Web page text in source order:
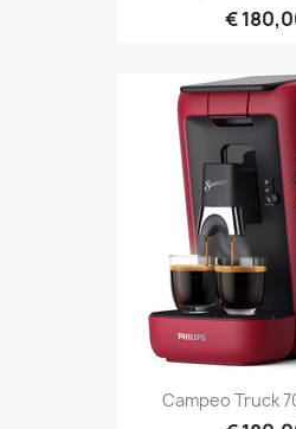
€
Campeo Truck